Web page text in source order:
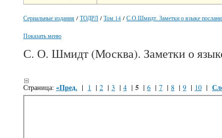
Сериальные издания /ТОДРЛ /Том 14 /С.О.Шмидт. Заметки о языке
Показать меню
С. О. Шмидт (Москва). Заметки о
Страница: «Пред. | 1 | 2 | 3 | 4 | 5 | 6 | 7 | 8 | 9 | 10 |